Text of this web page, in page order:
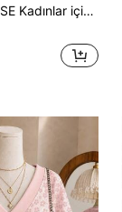
Grafik Baskılı Sweatshirt, Bol Kesim Büyük Beden Rahat Spor Giyim